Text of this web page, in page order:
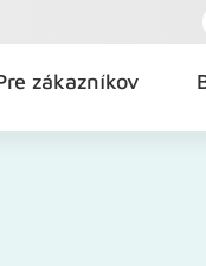
zákazníkov